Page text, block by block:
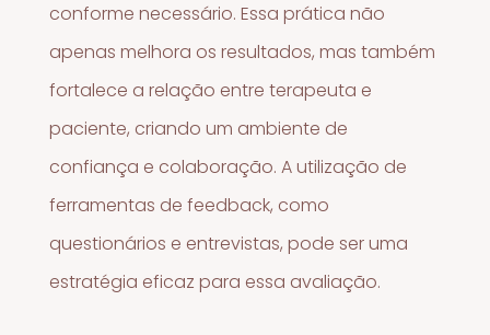
conforme necessário. Essa prática não
apenas melhora os resultados, mas também
fortalece a relação entre terapeuta e
paciente, criando um ambiente de
confiança e colaboração. A utilização de
ferramentas de feedback, como
questionários e entrevistas, pode ser uma
estratégia eficaz para essa avaliação.